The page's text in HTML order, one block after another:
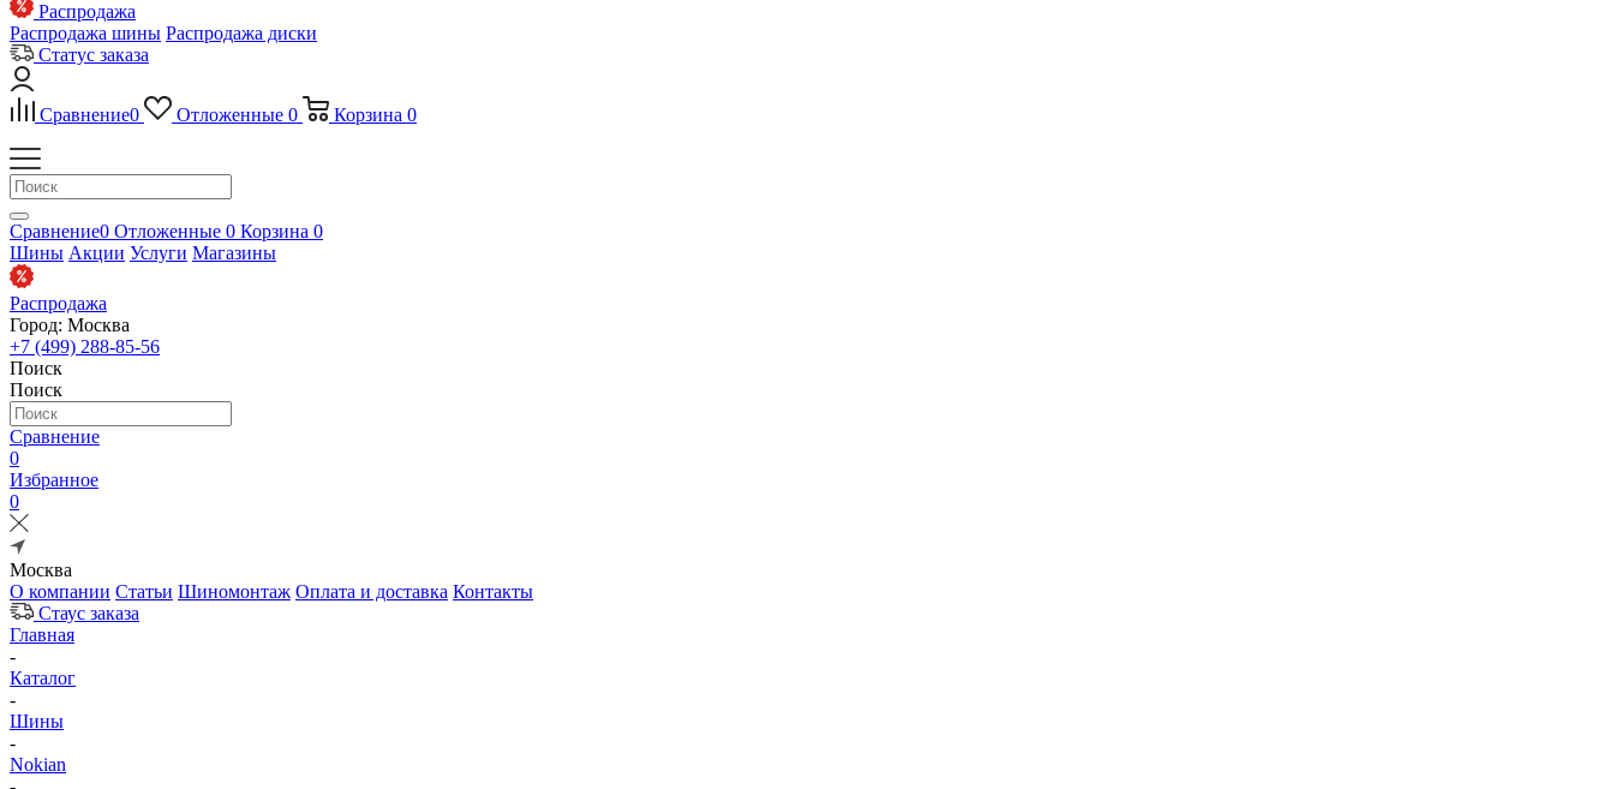
Распродажа
Распродажа шины Распродажа диски
Статус заказа
Сравнение0 Отложенные 0 Корзина 0
Сравнение0 Отложенные 0 Корзина 0
Шины Акции Услуги Магазины
Распродажа
Город: Москва
+7 (499) 288-85-56
Поиск
Поиск
Сравнение
0
Избранное
0
Москва
О компании Статьи Шиномонтаж Оплата и доставка Контакты
Стаус заказа
Главная
-
Каталог
-
Шины
-
Nokian